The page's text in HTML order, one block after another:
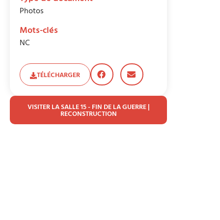
Photos
Mots-clés
NC
TÉLÉCHARGER
VISITER LA SALLE 15 - FIN DE LA GUERRE |
RECONSTRUCTION